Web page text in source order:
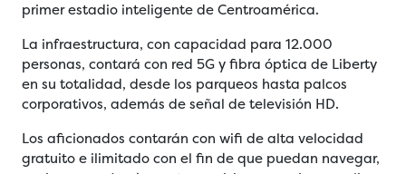
primer estadio inteligente de Centroamérica.
La infraestructura, con capacidad para 12.000
personas, contará con red 5G y fibra óptica de Liberty
en su totalidad, desde los parqueos hasta palcos
corporativos, además de señal de televisión HD.
Los aficionados contarán con wifi de alta velocidad
gratuito e ilimitado con el fin de que puedan navegar,